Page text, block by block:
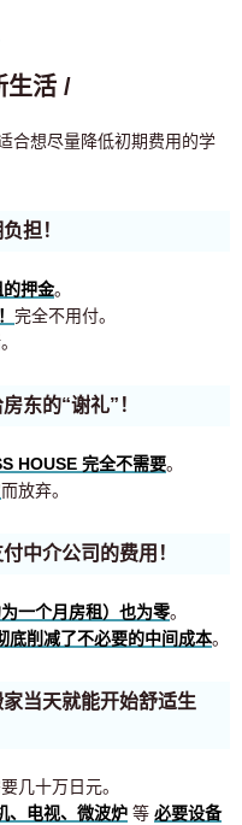
生活 /
合想尽量降低初期费用的学
担！
押金。
完全不用付。
东的“谢礼”！
HOUSE 完全不需要。
而放弃。
中介公司的费用！
一个月房租）也为零。
底削减了不必要的中间成本。
当天就能开始舒适生
几十万日元。
、电视、微波炉 等 必要设备